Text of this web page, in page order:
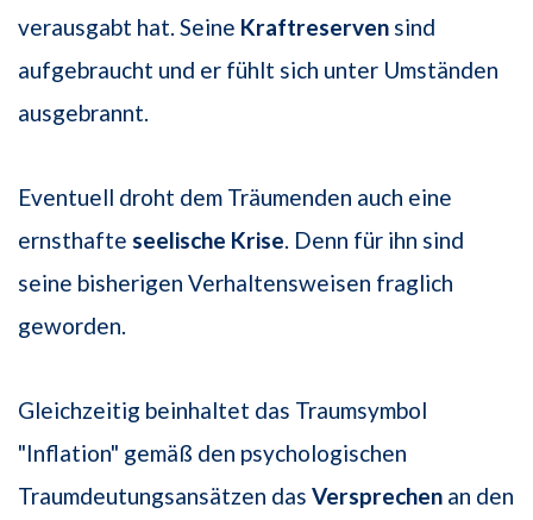
verausgabt hat. Seine Kraftreserven sind
aufgebraucht und er fühlt sich unter Umständen
ausgebrannt.
Eventuell droht dem Träumenden auch eine
ernsthafte seelische Krise. Denn für ihn sind
seine bisherigen Verhaltensweisen fraglich
geworden.
Gleichzeitig beinhaltet das Traumsymbol
"Inflation" gemäß den psychologischen
Traumdeutungsansätzen das Versprechen an den